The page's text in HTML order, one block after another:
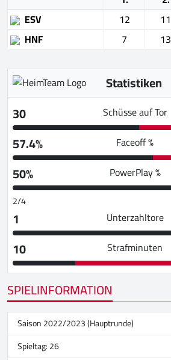
ESV
12 11
HNF
7 13
Statistiken
30
Schüsse auf Tor
57.4%
Faceoff %
50%
PowerPlay %
2/4
1 Unterzahltore
10
Strafminuten
SPIELINFORMATION
Saison 2022/2023 (Hauptrunde)
Spieltag: 26